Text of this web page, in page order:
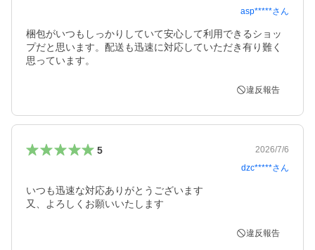
asp*****さん
梱包がいつもしっかりしていて安心して利用できるショッ
プだと思います。配送も迅速に対応していただき有り難く
思っています。
違反報告
5
2026/7/6
dzc*****さん
いつも迅速な対応ありがとうございます
又、よろしくお願いいたします
違反報告